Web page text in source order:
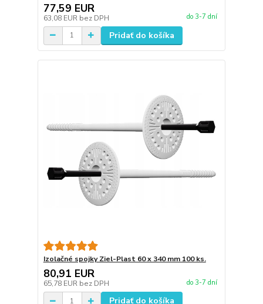
77,59 EUR
63,08 EUR bez DPH do 3-7 dní
Pridať do košíka
Izolačné spojky Ziel-Plast 60 x 340 mm 100 ks.
80,91 EUR
65,78 EUR bez DPH do 3-7 dní
Pridať do košíka